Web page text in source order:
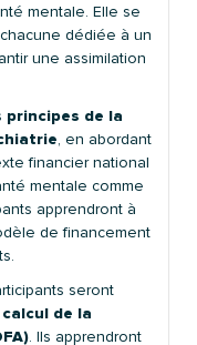
mentale. Elle se
dédiée à un
une assimilation
principes de la
, en abordant
financier national
mentale comme
apprendront à
de financement
seront
de la
. Ils apprendront